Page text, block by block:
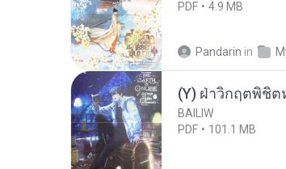
PDF 4.9 MB
Pandarin in
(Y) ฝ่าวิกฤตพิชิต
BAILIW
PDF
101.1 MB